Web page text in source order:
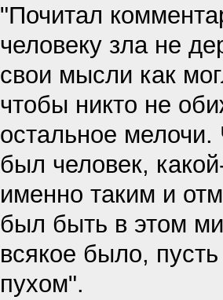
"Почитал
человеку зла не
свои мысли как
чтобы никто не
остальное мелочи.
был человек,
именно таким и
был быть в этом
всякое было,
пухом".